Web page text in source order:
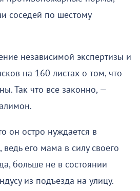
соседей по шестому
независимой экспертизы и
на 160 листах о том, что
Так что все законно, —
он остро нуждается в
его мама в силу своего
больше не в состоянии
из подъезда на улицу.